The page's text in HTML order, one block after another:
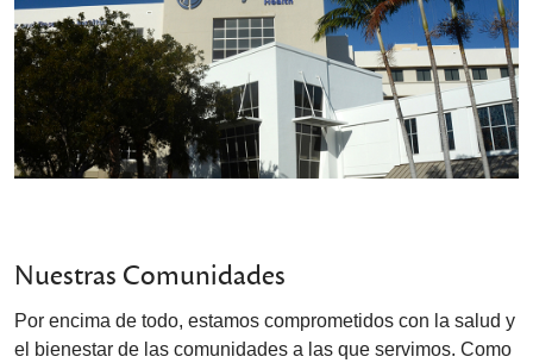
Nuestras Comunidades
Por encima de todo, estamos comprometidos con la salud y
el bienestar de las comunidades a las que servimos. Como